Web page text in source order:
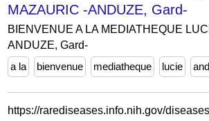
MAZAURIC -ANDUZE, Gard-
BIENVENUE A LA MEDIATHEQUE
ANDUZE, Gard-
a la
bienvenue mediatheque lucie